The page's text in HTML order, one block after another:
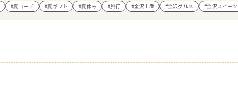
#夏コーデ #夏ギフト #夏休み #旅行 #金沢土産 #金沢グルメ #金沢スイーツ